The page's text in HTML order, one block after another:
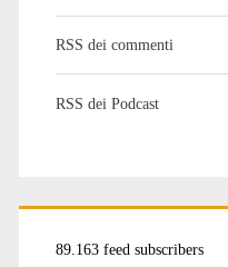
RSS dei commenti
RSS dei Podcast
89.163 feed subscribers